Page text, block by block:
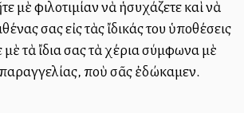
μὲ φιλοτιμίαν νὰ ἡσυχάζετε καὶ νὰ
σας εἰς τὰς ἴδικάς του ὑποθέσεις
μὲ τὰ ἴδια σας τὰ χέρια σύμφωνα μὲ
ποὺ σᾶς ἐδώκαμεν.